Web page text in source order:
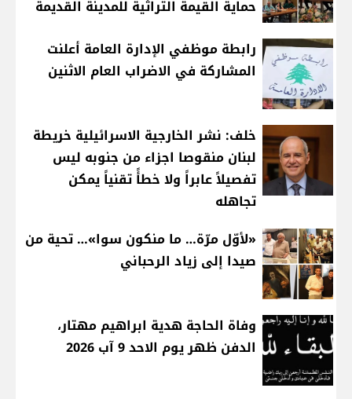
حماية القيمة التراثية للمدينة القديمة
رابطة موظفي الإدارة العامة أعلنت
المشاركة في الاضراب العام الاثنين
خلف: نشر الخارجية الاسرائيلية خريطة
لبنان منقوصا اجزاء من جنوبه ليس
تفصيلاً عابراً ولا خطأً تقنياً يمكن
تجاهله
«لأوّل مرّة… ما منكون سوا»… تحية من
صيدا إلى زياد الرحباني
وفاة الحاجة هدية ابراهيم مهتار،
الدفن ظهر يوم الاحد 9 آب 2026